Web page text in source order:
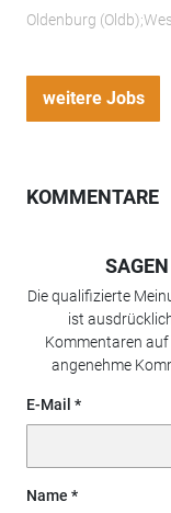
Oldenburg
weitere Jobs
KOMMENTARE
Die qualifizierte
ist
Kommentaren auf
angenehme
E-Mail
Name